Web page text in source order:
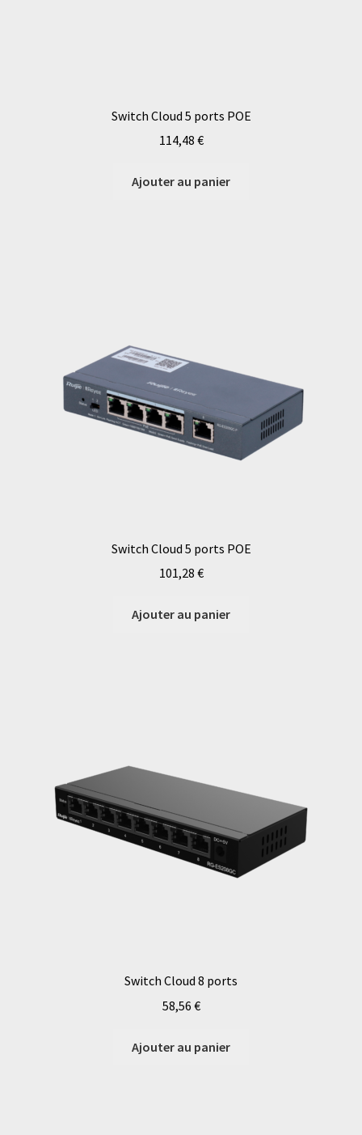
Switch Cloud 5 ports POE
114,48 €
Ajouter au panier
Switch Cloud 5 ports POE
101,28 €
Ajouter au panier
Switch Cloud 8 ports
58,56 €
Ajouter au panier